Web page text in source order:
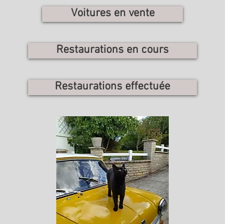
Voitures en vente
Restaurations en cours
Restaurations effectuée